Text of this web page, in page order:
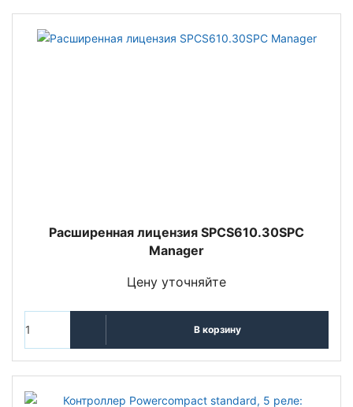
Расширенная лицензия SPCS610.30SPC
Manager
Цену уточняйте
В корзину